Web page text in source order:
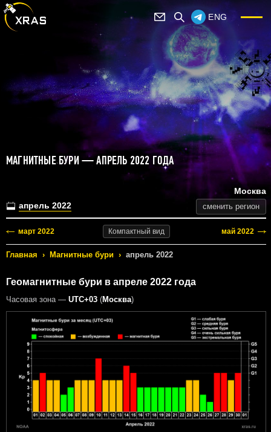
ENG
МАГНИТНЫЕ БУРИ — АПРЕЛЬ 2022 ГОДА
апрель 2022
Москва
сменить регион
март 2022 Компактный вид май 2022
Главная › Магнитные бури › апрель 2022
Геомагнитные бури в апреле 2022 года
Часовая зона — UTC+03 (Москва)